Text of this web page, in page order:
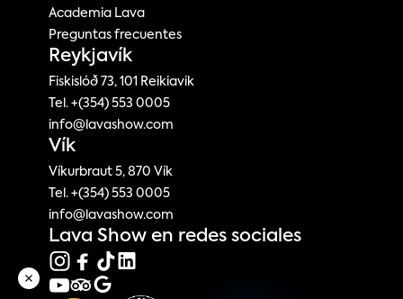
Academia Lava
Preguntas frecuentes
Reykjavík
Fiskislóð 73, 101 Reikiavik
Tel. +(354) 553 0005
info@lavashow.com
Vík
Víkurbraut 5, 870 Vík
Tel. +(354) 553 0005
info@lavashow.com
Lava Show en redes sociales